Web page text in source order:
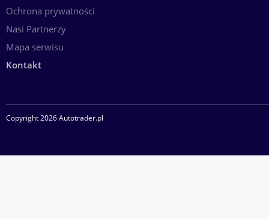
Ochrona prywatności
Nasi Partnerzy
Mapa serwisu
Kontakt
Copyright 2026 Autotrader.pl